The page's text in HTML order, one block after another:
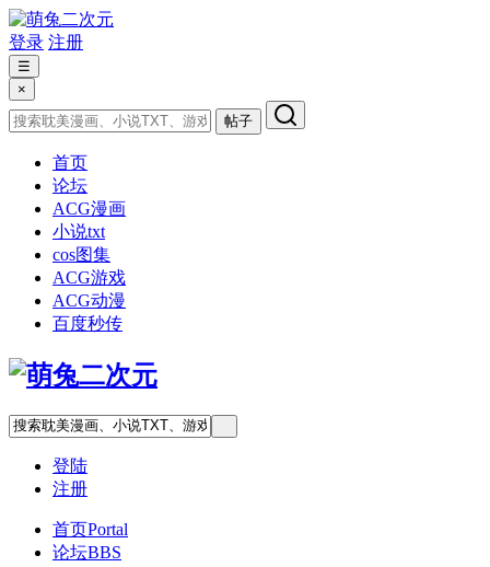
登录 注册
☰
×
帖子
首页
论坛
ACG漫画
小说txt
cos图集
ACG游戏
ACG动漫
百度秒传
登陆
注册
首页Portal
论坛BBS